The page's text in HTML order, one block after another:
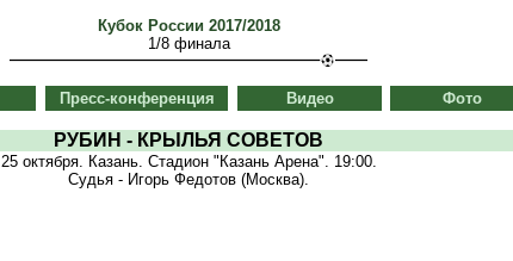
Кубок России 2017/2018
1/8 финала
Пресс-конференция Видео Фото
РУБИН - КРЫЛЬЯ СОВЕТОВ
25 октября. Казань. Стадион "Казань Арена". 19:00.
Судья - Игорь Федотов (Москва).